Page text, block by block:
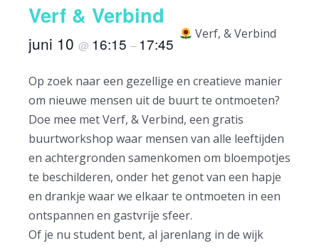
Verf & Verbind
juni 10 @ 16:15 – 17:45
Verf, & Verbind
Op zoek naar een gezellige en creatieve manier
om nieuwe mensen uit de buurt te ontmoeten?
Doe mee met Verf, & Verbind, een gratis
buurtworkshop waar mensen van alle leeftijden
en achtergronden samenkomen om bloempotjes
te beschilderen, onder het genot van een hapje
en drankje waar we elkaar te ontmoeten in een
ontspannen en gastvrije sfeer.
Of je nu student bent, al jarenlang in de wijk